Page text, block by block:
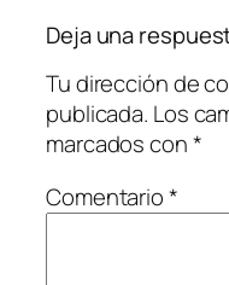
Deja una
Tu dirección de
publicada. Los
marcados con*
Comentario*